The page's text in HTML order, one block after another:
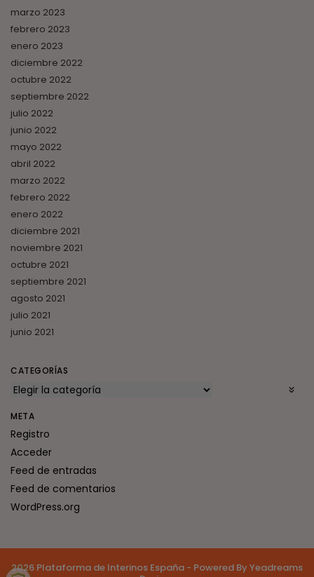
marzo 2023
febrero 2023
enero 2023
diciembre 2022
octubre 2022
septiembre 2022
julio 2022
junio 2022
mayo 2022
abril 2022
marzo 2022
febrero 2022
enero 2022
diciembre 2021
noviembre 2021
octubre 2021
septiembre 2021
agosto 2021
julio 2021
junio 2021
CATEGORÍAS
META
Registro
Acceder
Feed de entradas
Feed de comentarios
WordPress.org
2026 Plataforma de Interinos España - Powered By Yeadreams